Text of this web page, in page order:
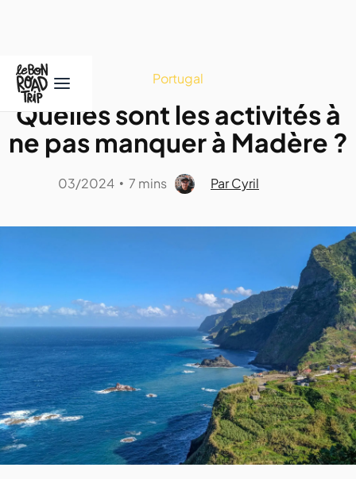
Portugal
Quelles sont les activités à
ne pas manquer à Madère ?
03/2024 • 7 mins Par Cyril